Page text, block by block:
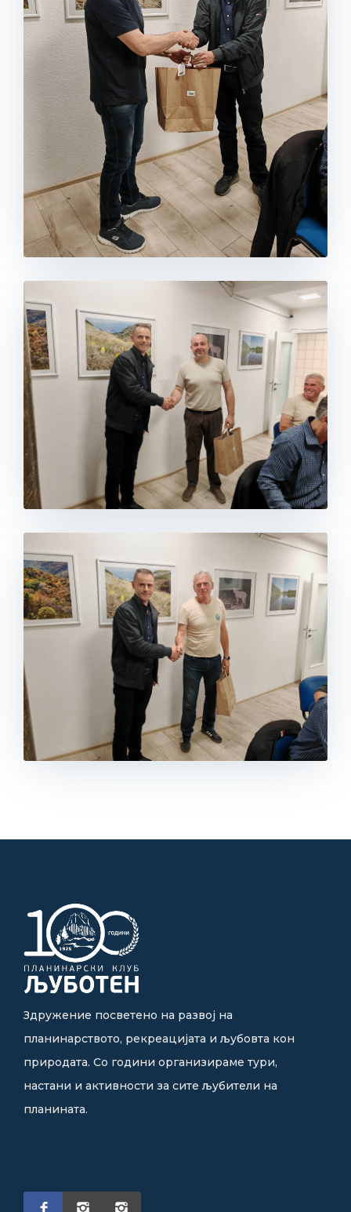
Здружение посветено на развој на
планинарството, рекреацијата и љубовта кон
природата. Со години организираме тури,
настани и активности за сите љубители на
планината.